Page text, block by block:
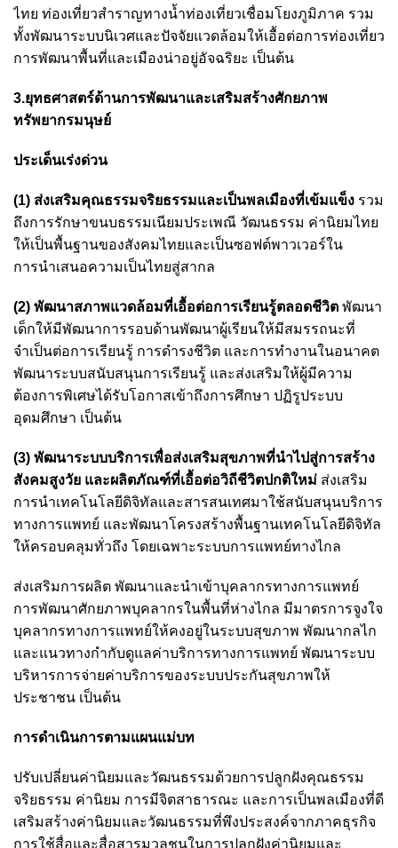
ไทย ท่องเที่ยวสำราญทางน้ำท่องเที่ยวเชื่อมโยงภูมิภาค รวม
ทั้งพัฒนาระบบนิเวศและปัจจัยแวดล้อมให้เอื้อต่อการท่องเที่ยว
การพัฒนาพื้นที่และเมืองน่าอยู่อัจฉริยะ เป็นต้น
3.ยุทธศาสตร์ด้านการพัฒนาและเสริมสร้างศักยภาพ
ทรัพยากรมนุษย์
ประเด็นเร่งด่วน
(1) ส่งเสริมคุณธรรมจริยธรรมและเป็นพลเมืองที่เข้มแข็ง รวม
ถึงการรักษาขนบธรรมเนียมประเพณี วัฒนธรรม ค่านิยมไทย
ให้เป็นพื้นฐานของสังคมไทยและเป็นซอฟต์พาวเวอร์ใน
การนำเสนอความเป็นไทยสู่สากล
(2) พัฒนาสภาพแวดล้อมที่เอื้อต่อการเรียนรู้ตลอดชีวิต พัฒนา
เด็กให้มีพัฒนาการรอบด้านพัฒนาผู้เรียนให้มีสมรรถนะที่
จำเป็นต่อการเรียนรู้ การดำรงชีวิต และการทำงานในอนาคต
พัฒนาระบบสนับสนุนการเรียนรู้ และส่งเสริมให้ผู้มีความ
ต้องการพิเศษได้รับโอกาสเข้าถึงการศึกษา ปฏิรูประบบ
อุดมศึกษา เป็นต้น
(3) พัฒนาระบบบริการเพื่อส่งเสริมสุขภาพที่นำไปสู่การสร้าง
สังคมสูงวัย และผลิตภัณฑ์ที่เอื้อต่อวิถีชีวิตปกติใหม่ ส่งเสริม
การนำเทคโนโลยีดิจิทัลและสารสนเทศมาใช้สนับสนุนบริการ
ทางการแพทย์ และพัฒนาโครงสร้างพื้นฐานเทคโนโลยีดิจิทัล
ให้ครอบคลุมทั่วถึง โดยเฉพาะระบบการแพทย์ทางไกล
ส่งเสริมการผลิต พัฒนาและนำเข้าบุคลากรทางการแพทย์
การพัฒนาศักยภาพบุคลากรในพื้นที่ห่างไกล มีมาตรการจูงใจ
บุคลากรทางการแพทย์ให้คงอยู่ในระบบสุขภาพ พัฒนากลไก
และแนวทางกำกับดูแลค่าบริการทางการแพทย์ พัฒนาระบบ
บริหารการจ่ายค่าบริการของระบบประกันสุขภาพให้
ประชาชน เป็นต้น
การดำเนินการตามแผนแม่บท
ปรับเปลี่ยนค่านิยมและวัฒนธรรมด้วยการปลูกฝังคุณธรรม
จริยธรรม ค่านิยม การมีจิตสาธารณะ และการเป็นพลเมืองที่ดี
เสริมสร้างค่านิยมและวัฒนธรรมที่พึงประสงค์จากภาคธุรกิจ
การใช้สื่อและสื่อสารมวลชนในการปลูกฝังค่านิยมและ